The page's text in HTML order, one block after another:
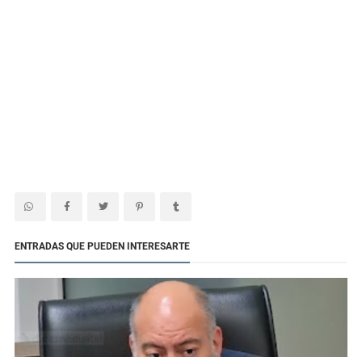
ENTRADAS QUE PUEDEN INTERESARTE